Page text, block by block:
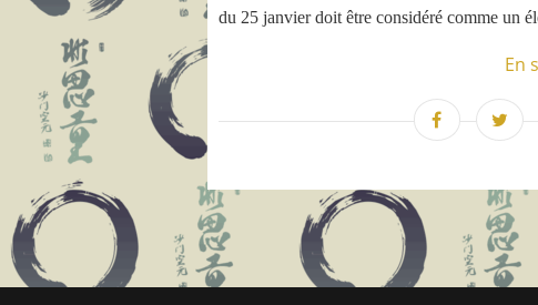
du 25 janvier doit être considéré comme un
En